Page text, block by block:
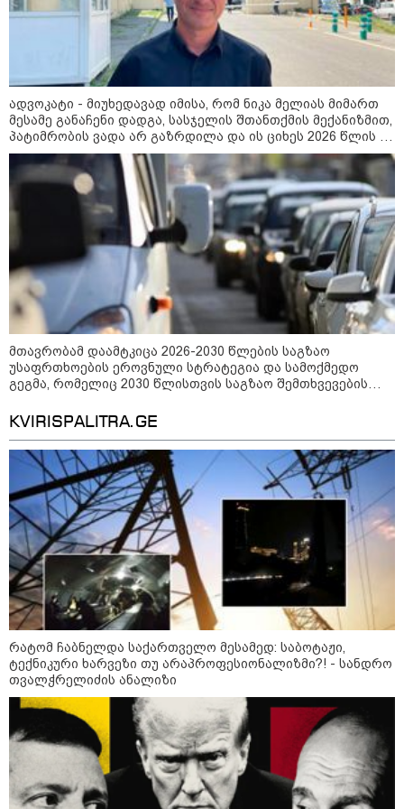
წლის მამას 9 წლის
ქალიშვილის მკვლელობაში
ედება ბრალი
14:08 / 05-08-2026
ლაიფციგის აეროპორტში
უკრაინულ თვითმფრინავთან
ახლოს ასაფეთქებელი
მოწყობილობით აღჭურვილი
დრონი აღმოაჩინეს - რას წერს
მედია
13:22 / 05-08-2026
საფრანგეთის სოფელში ტყის
ხანძრის შემდეგ მეორე
მსოფლიო ომის დროინდელი
ასობით ჭურვი აღმოაჩინეს -
"რიგრიგობით
ფეთქდებოდნენ..."
12:38 / 05-08-2026
იტალიაში ქალმა, ლატარიის
სამსახურის თანამშრომლებმა
ნაგვის მანქანაში იპოვეს
კატეგორიის ყველა სიახლე
„პრესის საერთაშორისო
ინსტიტუტი“ მზია ამაღლობელის
დაუყოვნებლივ გათავისუფლებას
მოითხოვს
ადვოკატი - მიუხედავად იმისა,
რომ ნიკა მელიას მიმართ მესამე
განაჩენი დადგა, სასჯელის
შთანთქმის მექანიზმით,
პატიმრობის ვადა არ გაზრდილა
ადვოკატი - მიუხედავად იმისა, რომ ნიკა მელიას მიმართ
მესამე განაჩენი დადგა, სასჯელის შთანთქმის მექანიზმით,
პატიმრობის ვადა არ გაზრდილა და ის ციხეს 2026 წლის 20
დეკემბერს დატოვებს
მთავრობამ დაამტკიცა 2026-2030 წლების საგზაო
უსაფრთხოების ეროვნული სტრატეგია და სამოქმედო
გეგმა, რომელიც 2030 წლისთვის საგზაო შემთხვევების
25%-ით შემცირებას ითვალისწინებს
KVIRISPALITRA.GE
რატომ ჩაბნელდა საქართველო მესამედ: საბოტაჟი,
ტექნიკური ხარვეზი თუ არაპროფესიონალიზმი?! - სანდრო
თვალჭრელიძის ანალიზი